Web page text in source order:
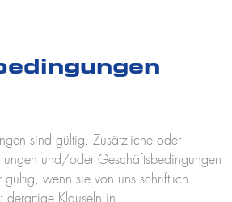
K300 E
K400
Bauaufzüge
Toplight 21 Bau
für Kranfahrer - Niederlassungen
sind gültig. Zusätzliche oder
und/oder Geschäftsbedingungen
gültig, wenn sie von uns schriftlich